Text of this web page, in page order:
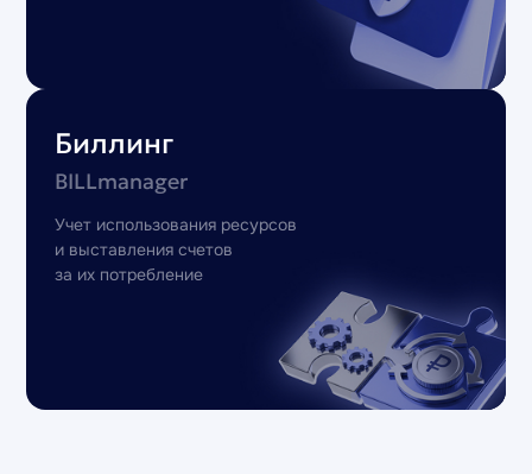
Биллинг
BILLmanager
Учет использования ресурсов
и выставления счетов
за их потребление